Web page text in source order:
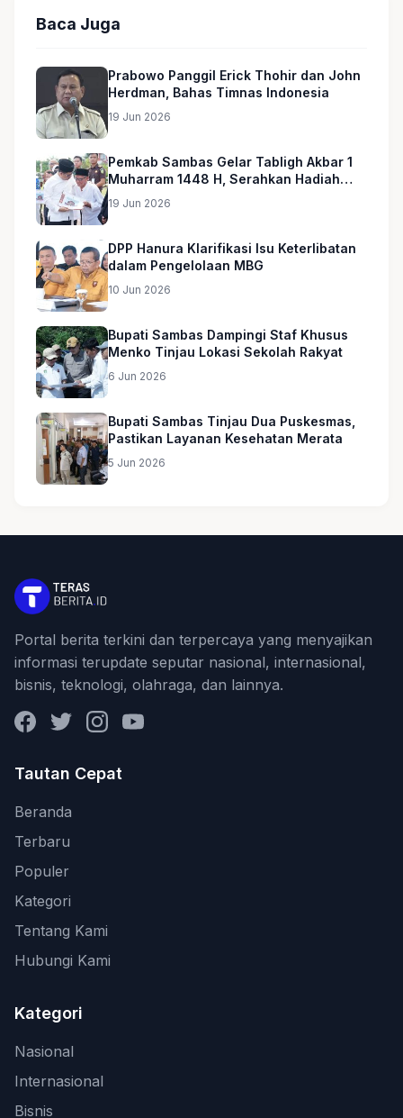
Baca Juga
Prabowo Panggil Erick Thohir dan John
Herdman, Bahas Timnas Indonesia
19 Jun 2026
Pemkab Sambas Gelar Tabligh Akbar 1
Muharram 1448 H, Serahkan Hadiah
Umroh untuk Guru Ngaji dan Imam
19 Jun 2026
DPP Hanura Klarifikasi Isu Keterlibatan
dalam Pengelolaan MBG
10 Jun 2026
Bupati Sambas Dampingi Staf Khusus
Menko Tinjau Lokasi Sekolah Rakyat
6 Jun 2026
Bupati Sambas Tinjau Dua Puskesmas,
Pastikan Layanan Kesehatan Merata
5 Jun 2026
Portal berita terkini dan terpercaya yang menyajikan
informasi terupdate seputar nasional, internasional,
bisnis, teknologi, olahraga, dan lainnya.
FacebookTwitterInstagramYouTube
Tautan Cepat
Beranda
Terbaru
Populer
Kategori
Tentang Kami
Hubungi Kami
Kategori
Nasional
Internasional
Bisnis